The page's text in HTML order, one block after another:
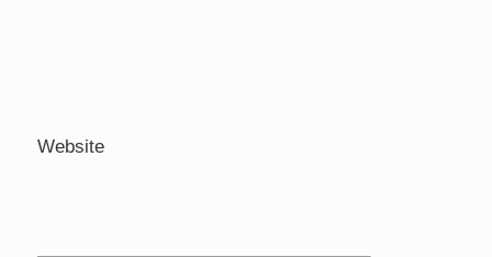
Website